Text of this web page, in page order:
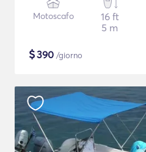
Motoscafo
16 ft
5 m
$390 /giorno